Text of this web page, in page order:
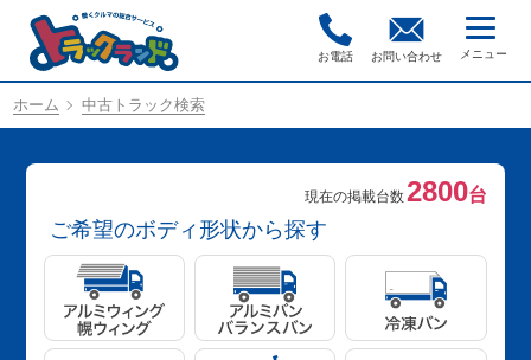
お電話 お問い合わせ
ホーム 中古トラック検索
現在の掲載台数2800台
ご希望のボディ形状から探す